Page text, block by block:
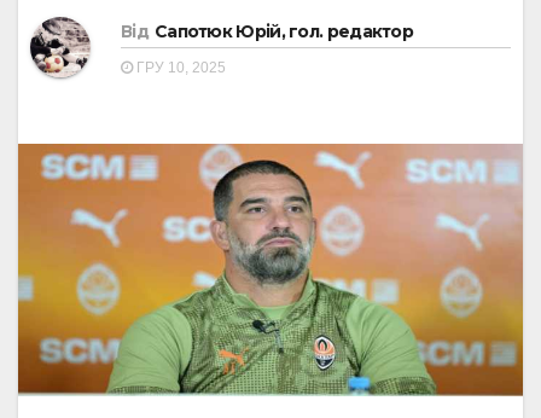
Від Сапотюк Юрій, гол. редактор
ГРУ 10, 2025